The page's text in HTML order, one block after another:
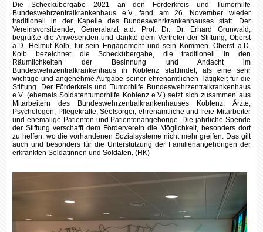
Die Scheckübergabe 2021 an den Förderkreis und Tumorhilfe
Bundeswehrzentralkrankenhaus e.V.fand am 26. November wieder
traditionell in der Kapelle des Bundeswehrkrankenhauses statt. Der
Vereinsvorsitzende, Generalarzt a.d. Prof. Dr. Dr. Erhard Grunwald,
begrüßte die Anwesenden und dankte dem Vertreter der Stiftung, Oberst
a.D. Helmut Kolb, für sein Engagement und sein Kommen. Oberst a.D.
Kolb bezeichnet die Scheckübergabe, die traditionell in den
Räumlichkeiten der Besinnung und Andacht im
Bundeswehrzentralkrankenhaus in Koblenz stattfindet, als eine sehr
wichtige und angenehme Aufgabe seiner ehrenamtlichen Tätigkeit für die
Stiftung. Der Förderkreis und Tumorhilfe Bundeswehrzentralkrankenhaus
e.V. (ehemals Soldatentumorhilfe Koblenz e.V.) setzt sich zusammen aus
Mitarbeitern des Bundeswehrzentralkrankenhauses Koblenz, Ärzte,
Psychologen, Pflegekräfte, Seelsorger, ehrenamtliche und freie Mitarbeiter
und ehemalige Patienten und Patientenangehörige. Die jährliche Spende
der Stiftung verschafft dem Förderverein die Möglichkeit, besonders dort
zu helfen, wo die vorhandenen Sozialsysteme nicht mehr greifen. Das gilt
auch und besonders für die Unterstützung der Familienangehörigen der
erkrankten Soldatinnen und Soldaten. (HK)